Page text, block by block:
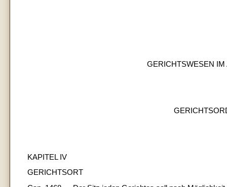
GERICHTSWESEN IM
KAPITEL IV
GERICHTSORT